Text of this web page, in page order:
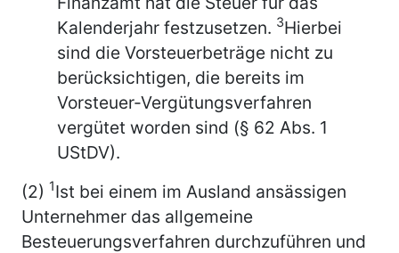
Kalenderjahr festzusetzen. 3Hierbei
sind die Vorsteuerbeträge nicht zu
berücksichtigen, die bereits im
Vorsteuer-Vergütungsverfahren
vergütet worden sind (§ 62 Abs. 1
UStDV).
(2) 1Ist bei einem im Ausland ansässigen
Unternehmer das allgemeine
Besteuerungsverfahren durchzuführen und